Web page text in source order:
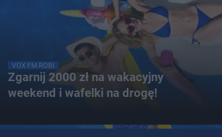
VOX FM ROBI
Zgarnij 2000 zł na wakacyjny
weekend i wafelki na drogę!